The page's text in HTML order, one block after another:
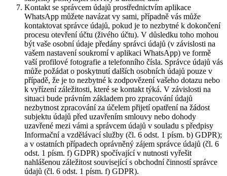
Kontakt se správcem údajů prostřednictvím aplikace
WhatsApp můžete navázat vy sami, případně vás může
kontaktovat správce údajů, pokud je to nezbytné k dokončení
procesu otevření účtu (živého účtu). V důsledku toho mohou
být vaše osobní údaje předány správci údajů (v závislosti na
vašem nastavení soukromí v aplikaci WhatsApp) ve formě
vaší profilové fotografie a telefonního čísla. Správce údajů vás
může požádat o poskytnutí dalších osobních údajů pouze v
případě, že je to nezbytné k zodpovězení vašeho dotazu nebo
k vyřízení záležitosti, které se kontakt týká. V závislosti na
situaci bude právním základem pro zpracování údajů
nezbytnost zpracování za účelem přijetí opatření na žádost
subjektu údajů před uzavřením smlouvy nebo dohody
uzavřené mezi vámi a správcem údajů v souladu s předpisy
Informační a vzdělávací služby (čl. 6 odst. 1 písm. b) GDPR);
a v ostatních případech oprávněný zájem správce údajů (čl. 6
odst. 1 písm. f) GDPR) spočívající v nutnosti vyřešit
nahlášenou záležitost související s obchodní činností správce
údajů (čl. 6 odst. 1 písm. f) GDPR).